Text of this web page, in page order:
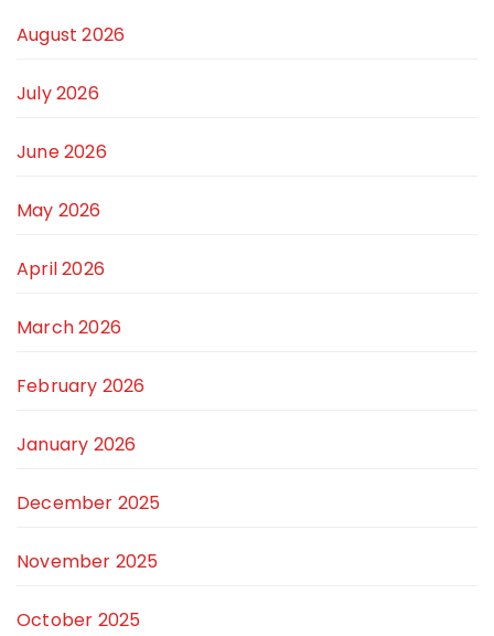
August 2026
July 2026
June 2026
May 2026
April 2026
March 2026
February 2026
January 2026
December 2025
November 2025
October 2025